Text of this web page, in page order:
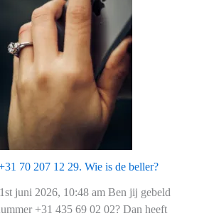
70 207 12 29. Wie is de beller?
juni 2026, 10:48 am Ben jij gebeld
+31 435 69 02 02? Dan heeft